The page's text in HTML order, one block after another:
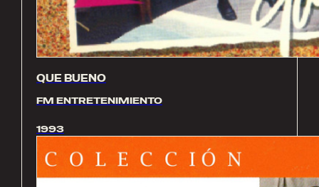
QUE BUENO
FM ENTRETENIMIENTO
1993